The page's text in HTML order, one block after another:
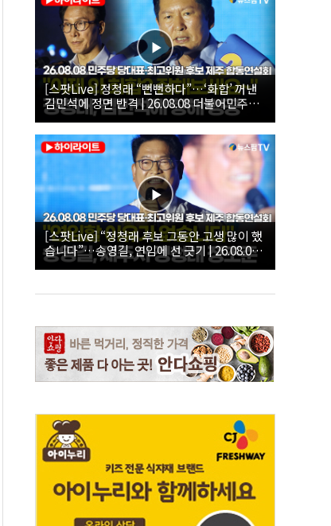
[스팟Live] 정청래 “뻔뻔하다”…‘화합’ 꺼낸
김민석에 정면 반격 | 26.08.08 더불어민주당
당대표·최고위원 후보 제주 합동연설회
[스팟Live] “정청래 후보 그동안 고생 많이 했
습니다”…송영길, 연임에 선 긋기 | 26.08.08
더불어민주당 당대표·최고위원 후보 제주 합